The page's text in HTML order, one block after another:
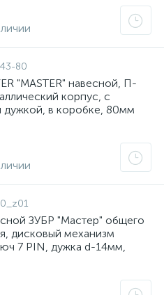
80
"MASTER" навесной, П-
корпус, с
дужкой, в коробке, 80мм
ЗУБР "Мастер" общего
дисковый механизм
7 PIN, дужка d-14мм,